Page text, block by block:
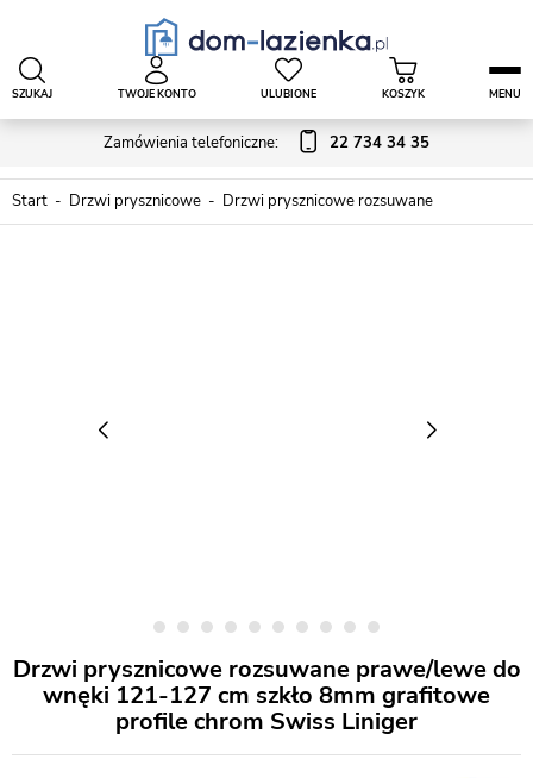
Zamówienia telefoniczne: 22 734 34 35
SZUKAJ TWOJE KONTO ULUBIONE KOSZYK MENU
Start Drzwi prysznicowe Drzwi prysznicowe rozsuwane
Drzwi prysznicowe rozsuwane prawe/lewe do
wnęki 121-127 cm szkło 8mm grafitowe
profile chrom Swiss Liniger